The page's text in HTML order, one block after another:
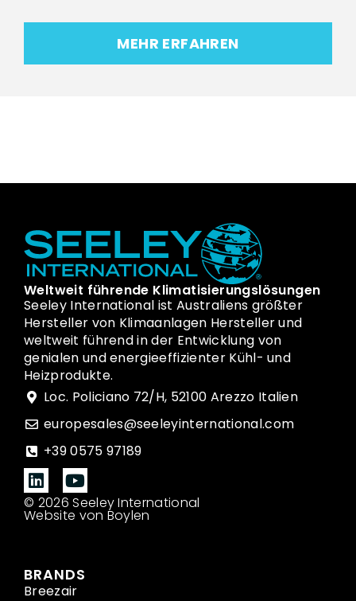
MEHR ERFAHREN
Weltweit führende Klimatisierungslösungen
Seeley International ist Australiens größter
Hersteller von Klimaanlagen Hersteller und
weltweit führend in der Entwicklung von
genialen und energieeffizienter Kühl- und
Heizprodukte.
Loc. Policiano 72/H, 52100 Arezzo Italien
europesales@seeleyinternational.com
+39 0575 97189
© 2026 Seeley International
Website von Boylen
BRANDS
Breezair